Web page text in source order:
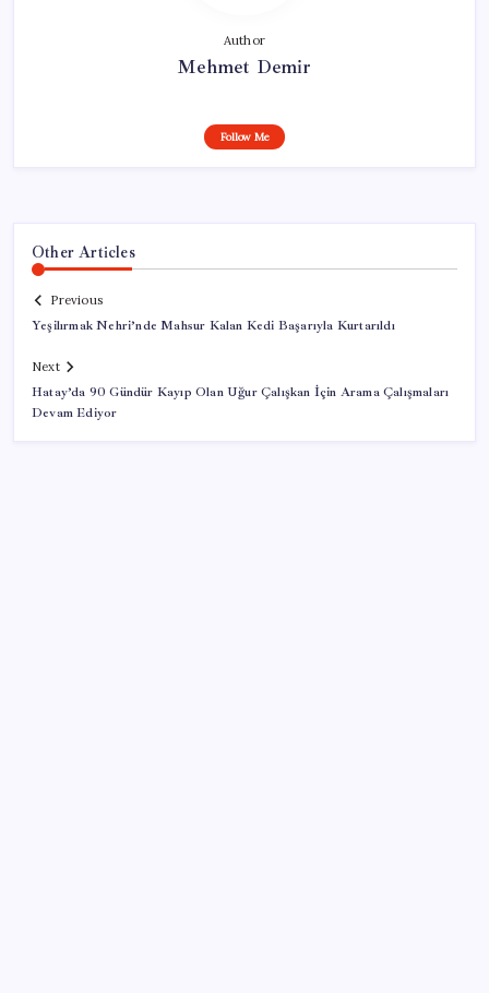
Author
Mehmet Demir
Follow Me
Other Articles
Previous
Yeşilırmak Nehri’nde Mahsur Kalan Kedi Başarıyla Kurtarıldı
Next
Hatay’da 90 Gündür Kayıp Olan Uğur Çalışkan İçin Arama Çalışmaları
Devam Ediyor